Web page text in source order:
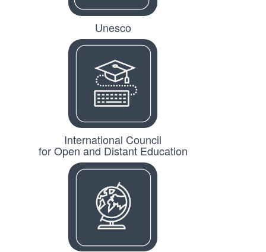
Unesco
International Council
for Open and Distant Education